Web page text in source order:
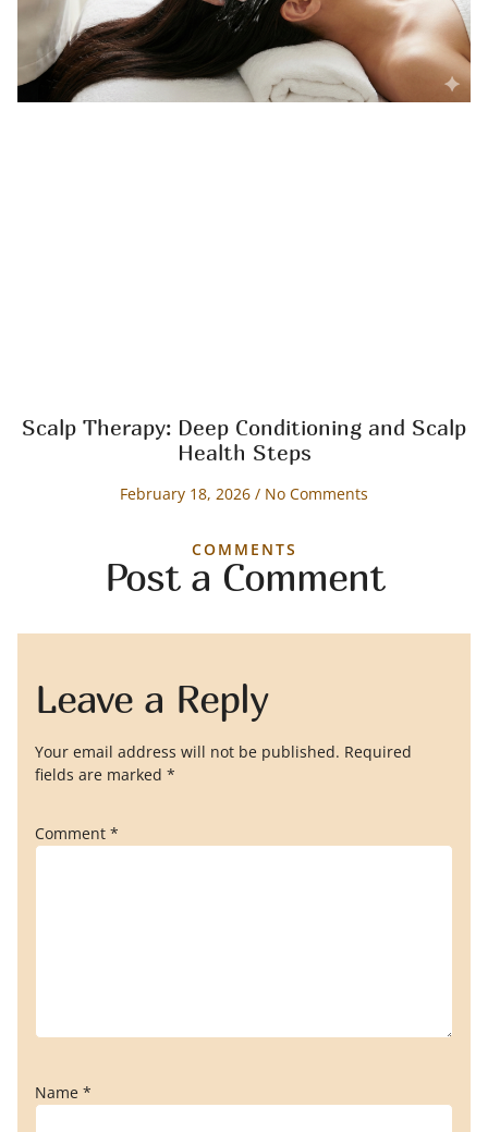
Scalp Therapy: Deep Conditioning and Scalp
Health Steps
February 18, 2026 No Comments
COMMENTS
Post a Comment
Leave a Reply
Your email address will not be published. Required
fields are marked *
Comment *
Name *